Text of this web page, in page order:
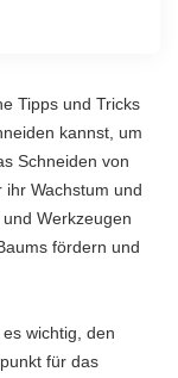
Tipps und Tricks
kannst, um
Schneiden von
ihr Wachstum und
Werkzeugen
fördern und
wichtig, den
für das